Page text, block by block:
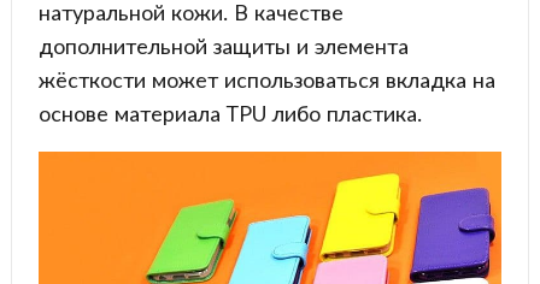
натуральной кожи. В качестве
дополнительной защиты и элемента
жёсткости может использоваться вкладка на
основе материала TPU либо пластика.